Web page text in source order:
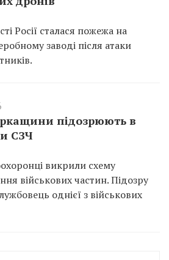
Росії сталася пожежа на
заводі після атаки
підозрюють в
СЗЧ
викрили схему
військових частин. Підозру
однієї з військових